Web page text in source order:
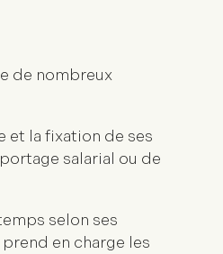
de nombreux
et la fixation de ses
salarial ou de
selon ses
en charge les